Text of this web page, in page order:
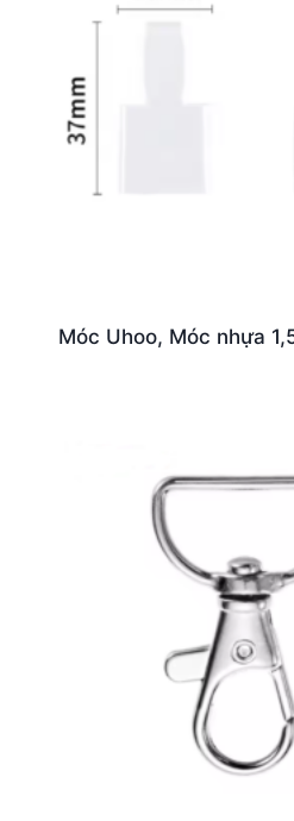
Móc Uhoo, Móc nhựa